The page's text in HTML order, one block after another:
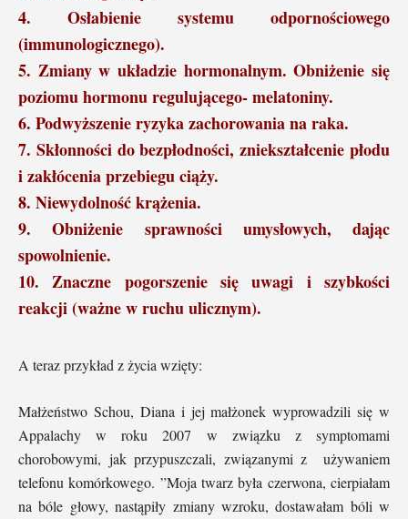
4. Osłabienie systemu odpornościowego
(immunologicznego).
5. Zmiany w układzie hormonalnym. Obniżenie się
poziomu hormonu regulującego- melatoniny.
6. Podwyższenie ryzyka zachorowania na raka.
7. Skłonności do bezpłodności, zniekształcenie płodu
i zakłócenia przebiegu ciąży.
8. Niewydolność krążenia.
9. Obniżenie sprawności umysłowych, dając
spowolnienie.
10. Znaczne pogorszenie się uwagi i szybkości
reakcji (ważne w ruchu ulicznym).
A teraz przykład z życia wzięty:
Małżeństwo Schou, Diana i jej małżonek wyprowadzili się w
Appalachy w roku 2007 w związku z symptomami
chorobowymi, jak przypuszczali, związanymi z używaniem
telefonu komórkowego. ”Moja twarz była czerwona, cierpiałam
na bóle głowy, nastąpiły zmiany wzroku, dostawałam bóli w